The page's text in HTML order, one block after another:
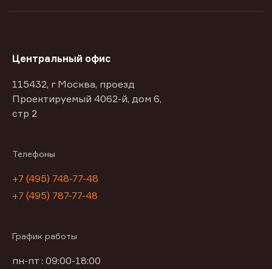
Центральный офис
115432, г Москва, проезд
Проектируемый 4062-й, дом 6,
стр 2
Телефоны
+7 (495) 748-77-48
+7 (495) 787-77-48
График работы
пн-пт : 09:00-18:00